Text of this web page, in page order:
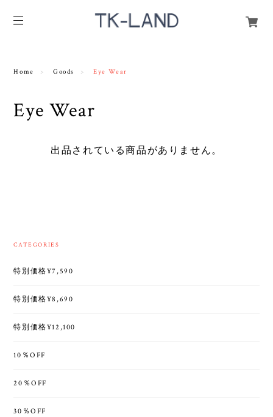
Home Goods Eye Wear
Eye Wear
出品されている商品がありません。
CATEGORIES
特別価格¥7,590
特別価格¥8,690
特別価格¥12,100
10％OFF
20％OFF
30％OFF